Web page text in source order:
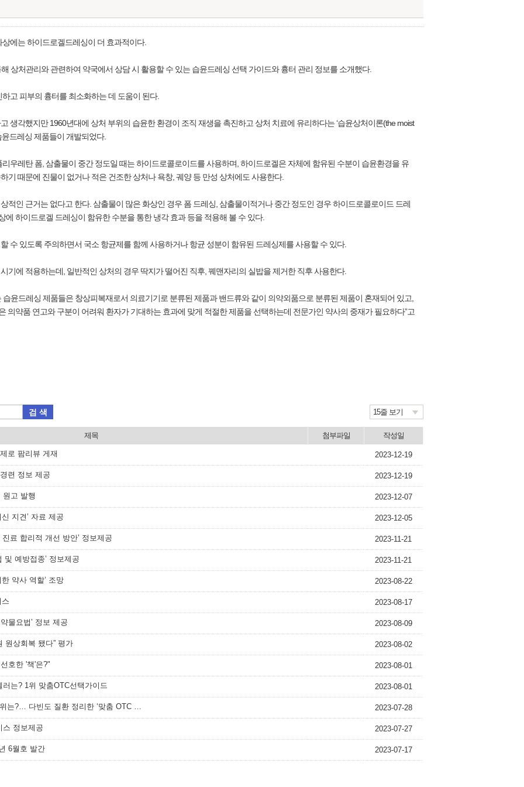
에는 하이드로겔드레싱이 더 효과적이다.
상처관리와 관련하여 약국에서 상담 시 활용할 수 있는 습윤드레싱 선택 가이드와 흉터 관리 정보를 소개했다.
고 피부의 흉터를 최소화하는 데 도움이 된다.
생각했지만 1960년대에 상처 부위의 습윤한 환경이 조직 재생을 촉진하고 상처 치료에 유리하다는 ‘습윤상처이론(the moist
윤드레싱 제품들이 개발되었다.
우레탄 폼, 삼출물이 중간 정도일 때는 하이드로콜로이드를 사용하며, 하이드로겔은 자체에 함유된 수분이 습윤환경을 유
기 때문에 진물이 없거나 적은 건조한 상처나 욕창, 궤양 등 만성 상처에도 사용한다.
적인 근거는 없다고 한다. 삼출물이 많은 화상인 경우 폼 드레싱, 삼출물이적거나 중간 정도인 경우 하이드로콜로이드 드레
에 하이드로겔 드레싱이 함유한 수분을 통한 냉각 효과 등을 적용해 볼 수 있다.
수 있도록 주의하면서 국소 항균제를 함께 사용하거나 항균 성분이 함유된 드레싱제를 사용할 수 있다.
기에 적용하는데, 일반적인 상처의 경우 딱지가 떨어진 직후, 꿰맨자리의 실밥을 제거한 직후 사용한다.
윤드레싱 제품들은 창상피복재로서 의료기기로 분류된 제품과 밴드류와 같이 의약외품으로 분류된 제품이 혼재되어 있고,
의약품 연고와 구분이 어려워 환자가 기대하는 효과에 맞게 적절한 제품을 선택하는데 전문가인 약사의 중재가 필요하다”고
검 색 15줄 보기
제목 첨부파일 작성일
로 팜리뷰 게재 2023-12-19
련 정보 제공 2023-12-19
고 발행 2023-12-07
지견’ 자료 제공 2023-12-05
료 합리적 개선 방안’ 정보제공 2023-11-21
및 예방접종’ 정보제공 2023-11-21
약사 역할’ 조망 2023-08-22
2023-08-17
물요법’ 정보 제공 2023-08-09
원상회복 됐다” 평가 2023-08-02
호한 '책'은?" 2023-08-01
는? 1위 맞춤OTC선택가이드 2023-08-01
[메디소비자뉴스] 약사가 선호한 책 1위는?… 다빈도 질환 정리한 ‘맞춤 OTC 선택 가이’ 2023-07-28
스 정보제공 2023-07-27
6월호 발간 2023-07-17